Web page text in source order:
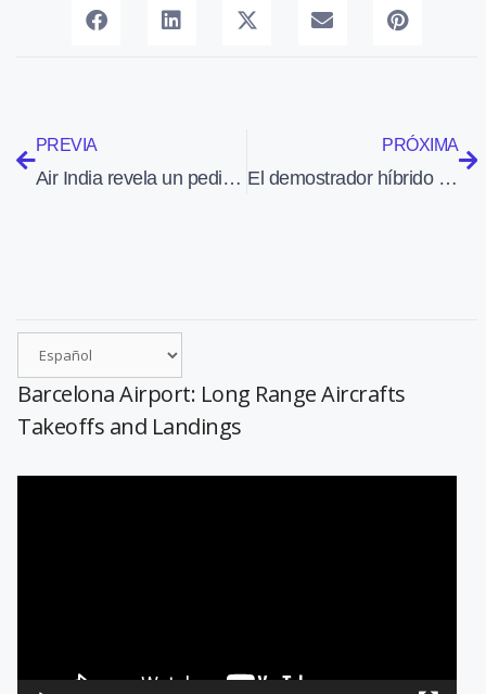
PREVIA
Air India revela un pedido adicional de 100 aviones Airbus y un contrato de servicios
PRÓXIMA
El demostrador híbrido eléctrico EcoPulse concluye su función después de 100 horas de vuelos de prueba
Barcelona Airport: Long Range Aircrafts
Takeoffs and Landings